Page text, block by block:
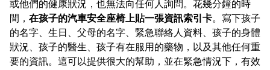
或他們的健康狀況，也無法向任何人詢問。花幾分鐘的時
間， 在孩子的汽車安全座椅上貼一張資訊索引卡。寫下孩子
的名字、生日、父母的名字、緊急聯絡人資料、孩子的身體
狀況、孩子的醫生、孩子有在服用的藥物，以及其他任何重
要的資訊。這可以提供很大的幫助，並在緊急情況下，有效